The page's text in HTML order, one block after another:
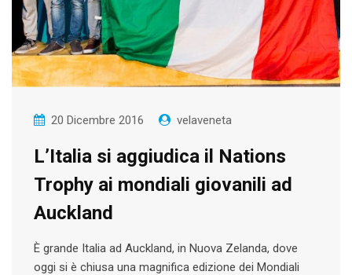
20 Dicembre 2016 velaveneta
L’Italia si aggiudica il Nations
Trophy ai mondiali giovanili ad
Auckland
È grande Italia ad Auckland, in Nuova Zelanda, dove
oggi si è chiusa una magnifica edizione dei Mondiali